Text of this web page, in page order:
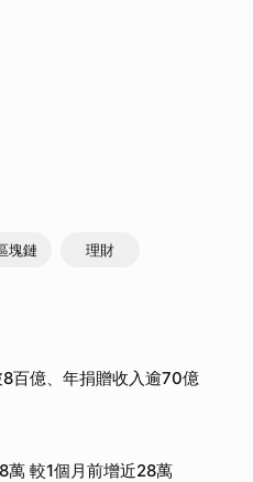
塊鏈 理財
百億、年捐贈收入逾70億
萬 較1個月前增近28萬